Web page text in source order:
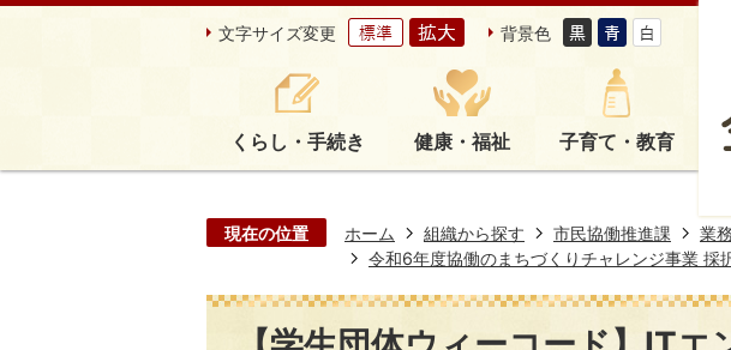
文字サイズ変更 背景色
くらし・手続き 健康・福祉 子育て・教育
現在の位置 ホーム 組織から探す 市民協働推進課 業
令和6年度協働のまちづくりチャレンジ事業 採